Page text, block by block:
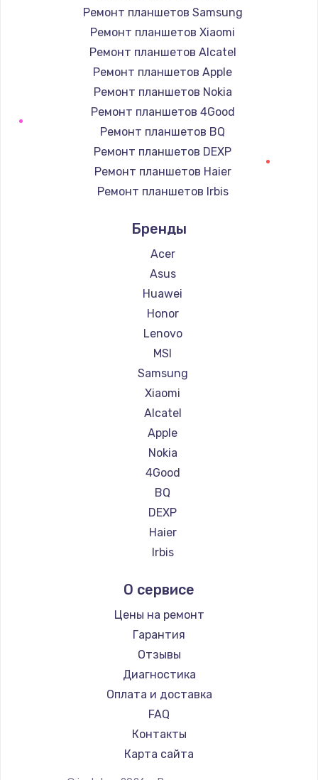
Заказать
Ремонт планшетов Samsung
Ремонт планшетов Xiaomi
Ремонт планшетов Alcatel
Ремонт планшетов Apple
Ремонт планшетов Nokia
Ремонт планшетов 4Good
Ремонт планшетов BQ
Ремонт планшетов DEXP
Ремонт планшетов Haier
Ремонт планшетов Irbis
Ремонт планшетов Microsoft
Ремонт планшетов BlackView
Ремонт планшетов Amazon
Ремонт планшетов Aquarius
Ремонт планшетов Philips
Ремонт планшетов Dell
Ремонт планшетов HP
Ремонт планшетов Getac
Ремонт планшетов ZTE
Ремонт планшетов Google
Ремонт планшетов Navitel
Ремонт планшетов Teclast
Ремонт планшетов CHUWI
Бренды
Acer
Asus
Huawei
Honor
Lenovo
MSI
Samsung
Xiaomi
Alcatel
Apple
Nokia
4Good
BQ
DEXP
Haier
Irbis
Microsoft
BlackView
Amazon
Aquarius
Philips
Dell
HP
Getac
ZTE
О сервисе
Цены на ремонт
Гарантия
Отзывы
Диагностика
Оплата и доставка
FAQ
Контакты
Карта сайта